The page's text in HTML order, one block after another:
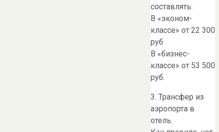
составлять:
В «эконом-
классе» от 22 300
руб
В «бизнес-
классе» от 53 500
руб.
3. Трансфер из
аэропорта в
отель.